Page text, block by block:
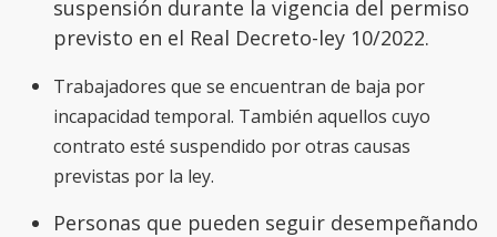
suspensión durante la vigencia del permiso
previsto en el Real Decreto-ley 10/2022.
Trabajadores que se encuentran de baja por
incapacidad temporal. También aquellos cuyo
contrato esté suspendido por otras causas
previstas por la ley.
Personas que pueden seguir desempeñando